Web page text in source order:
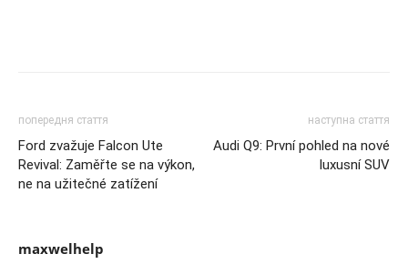
попередня стаття
Ford zvažuje Falcon Ute
Revival: Zaměřte se na výkon,
ne na užitečné zatížení
наступна стаття
Audi Q9: První pohled na nové
luxusní SUV
maxwelhelp